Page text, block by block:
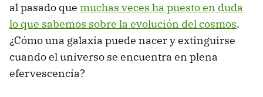
al pasado que muchas veces ha puesto en duda
lo que sabemos sobre la evolución del cosmos.
¿Cómo una galaxia puede nacer y extinguirse
cuando el universo se encuentra en plena
efervescencia?